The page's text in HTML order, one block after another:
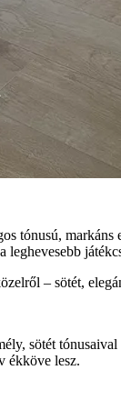
tónusú, markáns
leghevesebb
sötét
ékköve lesz.